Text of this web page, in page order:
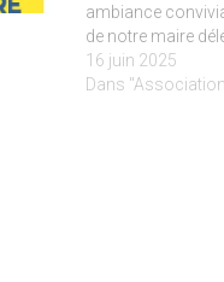
ambiance
de notre maire
Goethals et avec
Commune de Vire
16 juin 2025
Dans